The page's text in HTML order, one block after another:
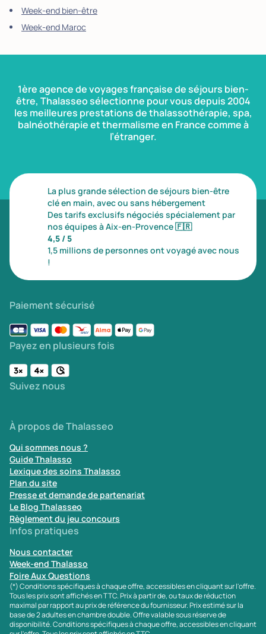
Week-end bien-être
Week-end Maroc
1ère agence de voyages française de séjours bien-
être, Thalasseo sélectionne pour vous depuis 2004
les meilleures prestations de thalassothérapie, spa,
balnéothérapie et thermalisme en France comme à
l’étranger.
La plus grande sélection de séjours bien-être
clé en main, avec ou sans hébergement
Des tarifs exclusifs négociés spécialement par
nos équipes à Aix-en-Provence🇫🇷
4,5 / 5
1,5 millions de personnes ont voyagé avec nous
!
Paiement sécurisé
Payez en plusieurs fois
Suivez nous
À propos de Thalasseo
Qui sommes nous ?
Guide Thalasso
Lexique des soins Thalasso
Plan du site
Presse et demande de partenariat
Le Blog Thalasseo
Règlement du jeu concours
Infos pratiques
Nous contacter
Week-end Thalasso
Foire Aux Questions
(*) Conditions spécifiques à chaque offre, accessibles en cliquant sur l'offre.
Tous les prix sont affichés en TTC. Prix à partir de, ou taux de réduction
maximal par rapport au prix de référence du fournisseur. Prix estimé sur la
base de 2 adultes en chambre double. Offre valable sous réserve de
disponibilité. Conditions spécifiques à chaque offre, accessibles en cliquant